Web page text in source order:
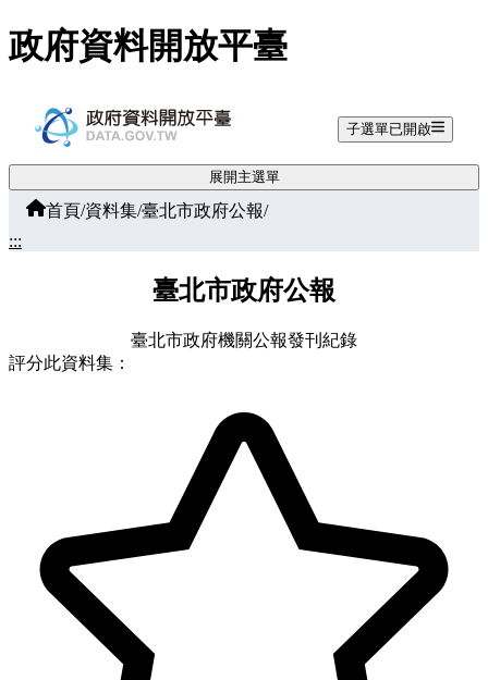
跳至主要內容
政府資料開放平臺
子選單已開啟
展開主選單
首頁/資料集/臺北市政府公報/
:::
臺北市政府公報
臺北市政府機關公報發刊紀錄
評分此資料集：